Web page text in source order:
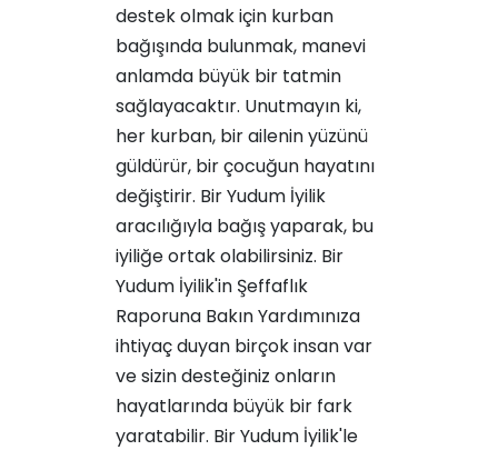
destek olmak için kurban
bağışında bulunmak, manevi
anlamda büyük bir tatmin
sağlayacaktır. Unutmayın ki,
her kurban, bir ailenin yüzünü
güldürür, bir çocuğun hayatını
değiştirir. Bir Yudum İyilik
aracılığıyla bağış yaparak, bu
iyiliğe ortak olabilirsiniz. Bir
Yudum İyilik'in Şeffaflık
Raporuna BakınYardımınıza
ihtiyaç duyan birçok insan var
ve sizin desteğiniz onların
hayatlarında büyük bir fark
yaratabilir. Bir Yudum İyilik'le